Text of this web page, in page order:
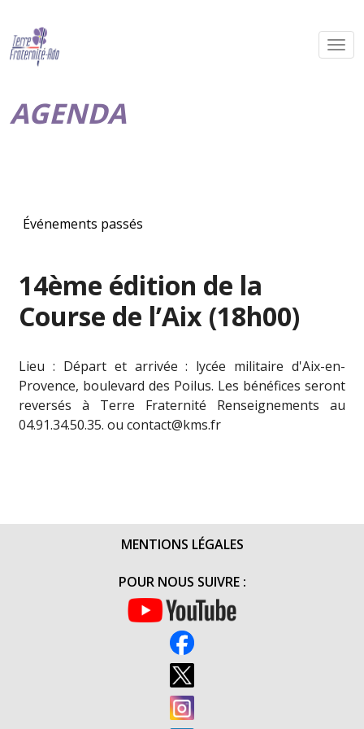
AGENDA
Événements passés
14ème édition de la
Course de l’Aix (18h00)
Lieu : Départ et arrivée : lycée militaire d'Aix-en-
Provence, boulevard des Poilus. Les bénéfices seront
reversés à Terre Fraternité Renseignements au
04.91.34.50.35. ou contact@kms.fr
MENTIONS LÉGALES
POUR NOUS SUIVRE :